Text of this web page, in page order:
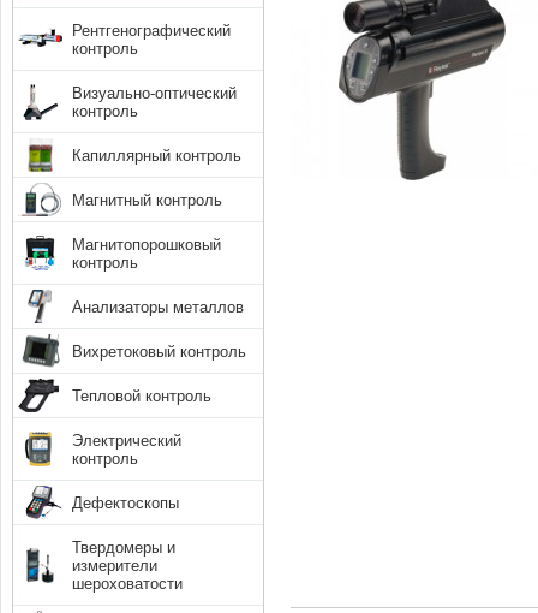
Рентгенографический
контроль
Визуально-оптический
контроль
Капиллярный контроль
Магнитный контроль
Магнитопорошковый
контроль
Анализаторы металлов
Вихретоковый контроль
Тепловой контроль
Электрический
контроль
Дефектоскопы
Твердомеры и
измерители
шероховатости